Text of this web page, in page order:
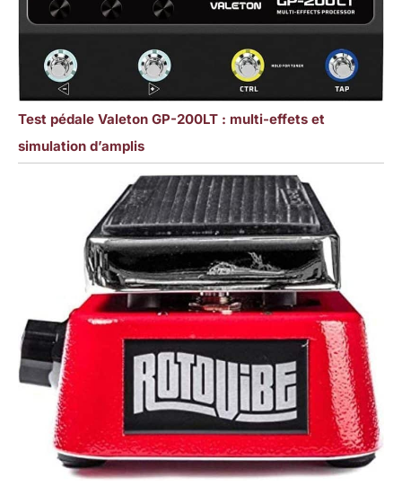
Test pédale Valeton GP-200LT : multi-effets et
simulation d’amplis